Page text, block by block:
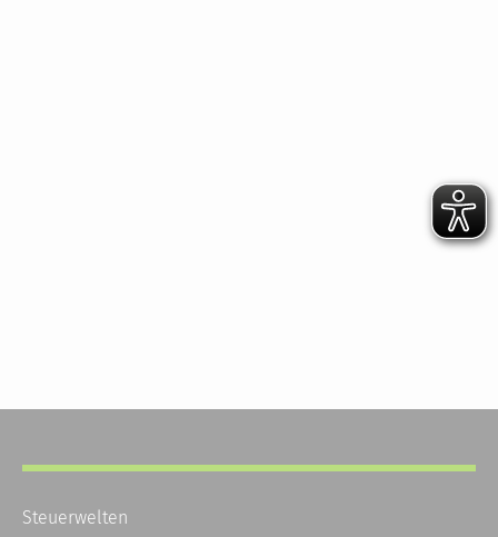
Steuerwelten